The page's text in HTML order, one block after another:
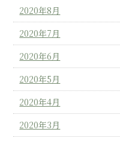
2020年8月
2020年7月
2020年6月
2020年5月
2020年4月
2020年3月